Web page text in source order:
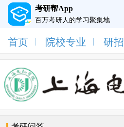
考研帮App
百万考研人的学习聚集地
首页 院校专业 研招